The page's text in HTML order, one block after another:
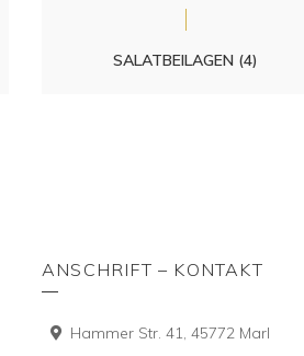
SALATBEILAGEN (4)
ANSCHRIFT – KONTAKT
Hammer Str. 41, 45772 Marl